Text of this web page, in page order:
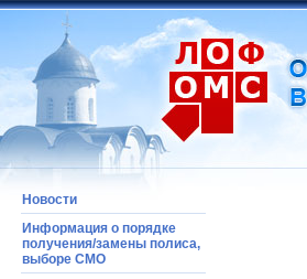
Новости
Информация о порядке
получения/замены полиса,
выборе СМО